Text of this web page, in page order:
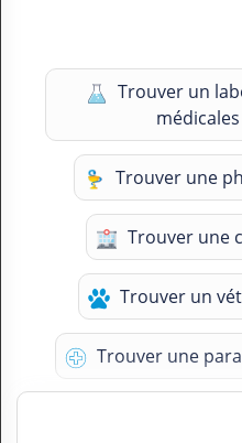
Trouver un
Trouver une
Trouver une
Trouver un
Trouver une